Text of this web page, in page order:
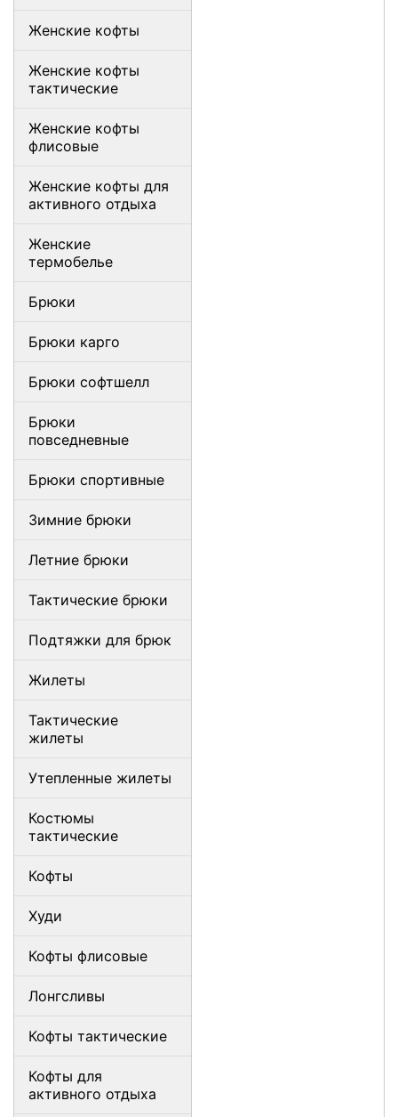
Женские кофты
Женские кофты
тактические
Женские кофты
флисовые
Женские кофты для
активного отдыха
Женские
термобелье
Брюки
Брюки карго
Брюки софтшелл
Брюки
повседневные
Брюки спортивные
Зимние брюки
Летние брюки
Тактические брюки
Подтяжки для брюк
Жилеты
Тактические
жилеты
Утепленные жилеты
Костюмы
тактические
Кофты
Худи
Кофты флисовые
Лонгсливы
Кофты тактические
Кофты для
активного отдыха